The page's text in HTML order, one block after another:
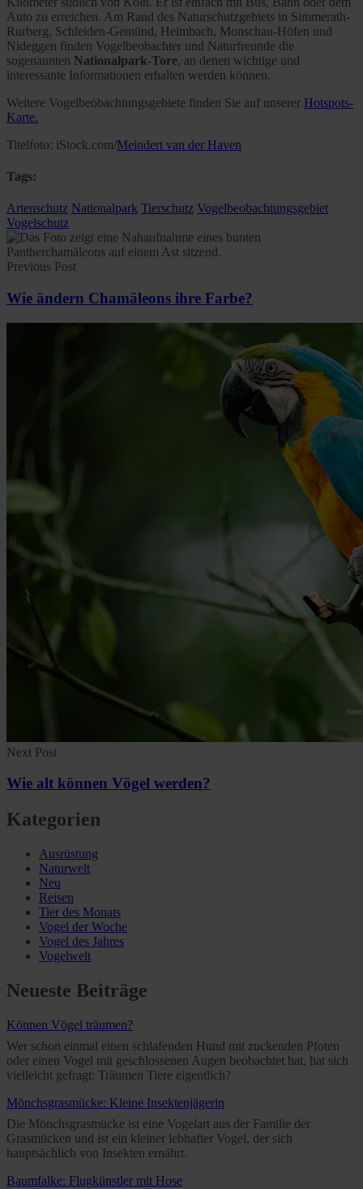
Auto zu erreichen. Am Rand des Naturschutzgebiets in Simmerath-
Rurberg, Schleiden-Gemünd, Heimbach, Monschau-Höfen und
Nideggen finden Vogelbeobachter und Naturfreunde die
sogenannten Nationalpark-Tore, an denen wichtige und
interessante Informationen erhalten werden können.
Weitere Vogelbeobachtungsgebiete finden Sie auf unserer Hotspots-
Karte.
Titelfoto: iStock.com/Meindert van der Haven
Tags:
Artenschutz Nationalpark Tierschutz Vogelbeobachtungsgebiet
Vogelschutz
Previous Post
Wie ändern Chamäleons ihre Farbe?
Next Post
Wie alt können Vögel werden?
Kategorien
Ausrüstung
Naturwelt
Neu
Reisen
Tier des Monats
Vogel der Woche
Vogel des Jahres
Vogelwelt
Neueste Beiträge
Können Vögel träumen?
Wer schon einmal einen schlafenden Hund mit zuckenden Pfoten
oder einen Vogel mit geschlossenen Augen beobachtet hat, hat sich
vielleicht gefragt: Träumen Tiere eigentlich?
Mönchsgrasmücke: Kleine Insektenjägerin
Die Mönchsgrasmücke ist eine Vogelart aus der Familie der
Grasmücken und ist ein kleiner lebhafter Vogel, der sich
hauptsächlich von Insekten ernährt.
Baumfalke: Flugkünstler mit Hose